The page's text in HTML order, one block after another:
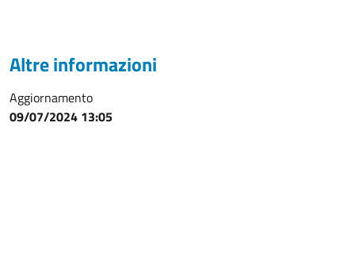
Altre informazioni
Aggiornamento
09/07/2024 13:05